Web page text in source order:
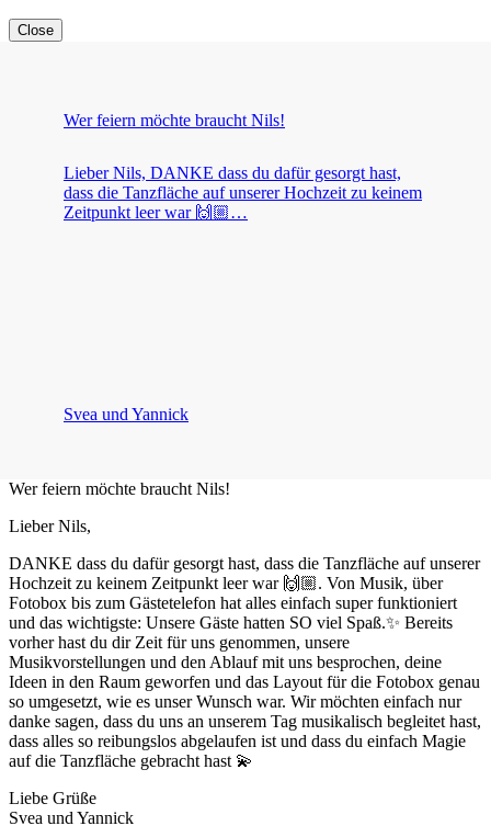
Close
Wer feiern möchte braucht Nils!
Lieber Nils, DANKE dass du dafür gesorgt hast,
dass die Tanzfläche auf unserer Hochzeit zu keinem
Zeitpunkt leer war 🙌🏼…
Svea und Yannick
Wer feiern möchte braucht Nils!
Lieber Nils,
DANKE dass du dafür gesorgt hast, dass die Tanzfläche auf unserer
Hochzeit zu keinem Zeitpunkt leer war 🙌🏼. Von Musik, über
Fotobox bis zum Gästetelefon hat alles einfach super funktioniert
und das wichtigste: Unsere Gäste hatten SO viel Spaß.✨ Bereits
vorher hast du dir Zeit für uns genommen, unsere
Musikvorstellungen und den Ablauf mit uns besprochen, deine
Ideen in den Raum geworfen und das Layout für die Fotobox genau
so umgesetzt, wie es unser Wunsch war. Wir möchten einfach nur
danke sagen, dass du uns an unserem Tag musikalisch begleitet hast,
dass alles so reibungslos abgelaufen ist und dass du einfach Magie
auf die Tanzfläche gebracht hast 💫
Liebe Grüße
Svea und Yannick